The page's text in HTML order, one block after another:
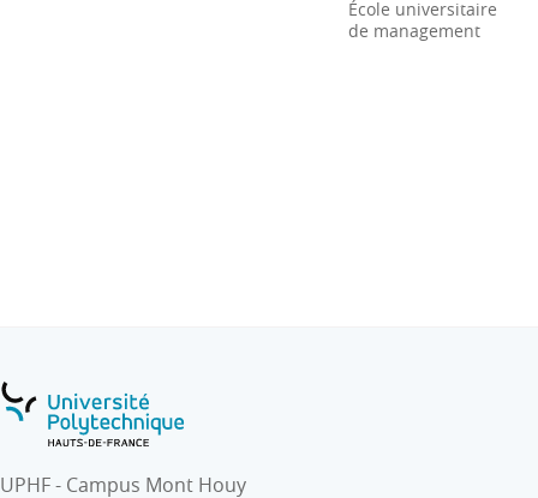
École universitaire
de management
UPHF - Campus Mont Houy